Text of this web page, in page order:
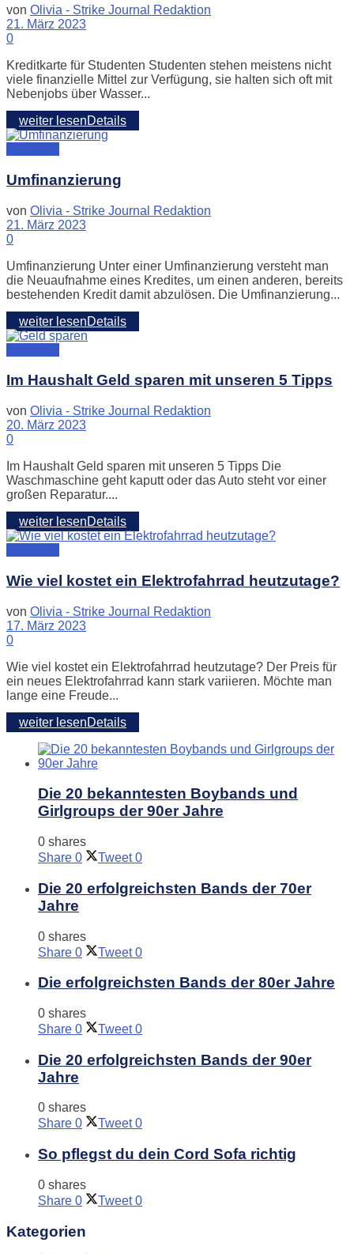
von Olivia - Strike Journal Redaktion
21. März 2023
0
Kreditkarte für Studenten Studenten stehen meistens nicht
viele finanzielle Mittel zur Verfügung, sie halten sich oft mit
Nebenjobs über Wasser...
weiter lesenDetails
Umfinanzierung
von Olivia - Strike Journal Redaktion
21. März 2023
0
Umfinanzierung Unter einer Umfinanzierung versteht man
die Neuaufnahme eines Kredites, um einen anderen, bereits
bestehenden Kredit damit abzulösen. Die Umfinanzierung...
weiter lesenDetails
Im Haushalt Geld sparen mit unseren 5 Tipps
von Olivia - Strike Journal Redaktion
20. März 2023
0
Im Haushalt Geld sparen mit unseren 5 Tipps Die
Waschmaschine geht kaputt oder das Auto steht vor einer
großen Reparatur....
weiter lesenDetails
Wie viel kostet ein Elektrofahrrad heutzutage?
von Olivia - Strike Journal Redaktion
17. März 2023
0
Wie viel kostet ein Elektrofahrrad heutzutage? Der Preis für
ein neues Elektrofahrrad kann stark variieren. Möchte man
lange eine Freude...
weiter lesenDetails
Die 20 bekanntesten Boybands und
Girlgroups der 90er Jahre
0 shares
Share 0 Tweet 0
Die 20 erfolgreichsten Bands der 70er
Jahre
0 shares
Share 0 Tweet 0
Die erfolgreichsten Bands der 80er Jahre
0 shares
Share 0 Tweet 0
Die 20 erfolgreichsten Bands der 90er
Jahre
0 shares
Share 0 Tweet 0
So pflegst du dein Cord Sofa richtig
0 shares
Share 0 Tweet 0
Kategorien